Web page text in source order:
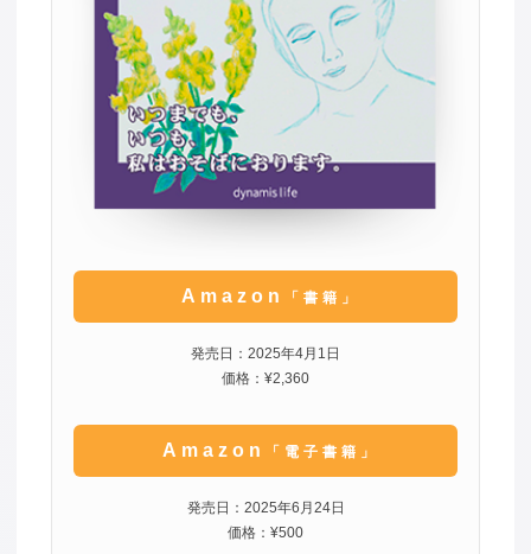
Amazon 「書籍」
発売日：2025年4月1日
価格：¥2,360
Amazon 「電子書籍」
発売日：2025年6月24日
価格：¥500